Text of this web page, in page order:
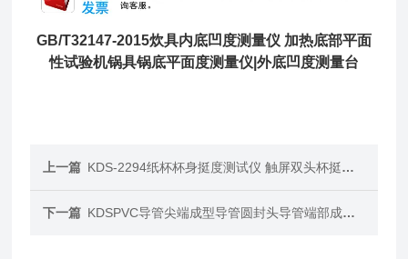
GB/T32147-2015炊具内底凹度测量仪 加热底部平面
性试验机锅具锅底平面度测量仪|外底凹度测量台
上一篇 KDS-2294纸杯杯身挺度测试仪 触屏双头杯挺度试验机
下一篇 KDSPVC导管尖端成型导管圆封头导管端部成型机